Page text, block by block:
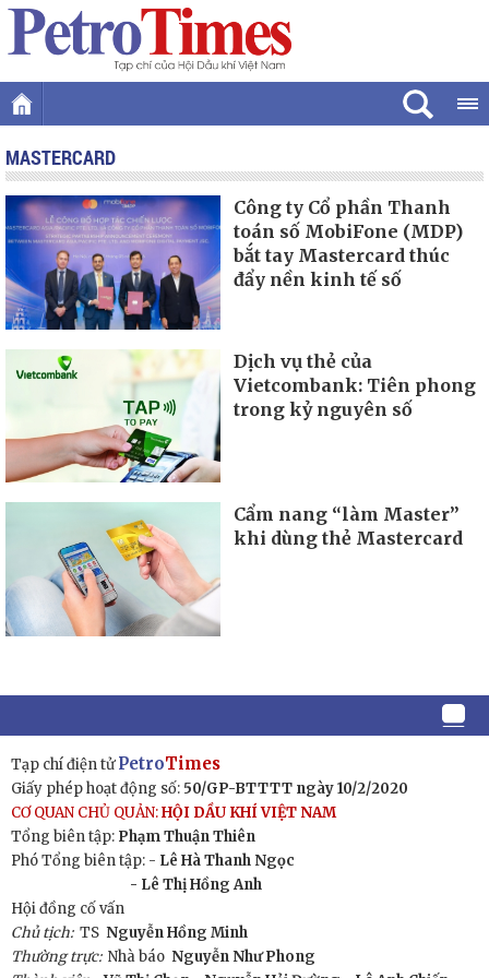
MASTERCARD
Công ty Cổ phần Thanh
toán số MobiFone (MDP)
bắt tay Mastercard thúc
đẩy nền kinh tế số
Dịch vụ thẻ của
Vietcombank: Tiên phong
trong kỷ nguyên số
Cẩm nang “làm Master”
khi dùng thẻ Mastercard
Tạp chí điện tửPetroTimes
Giấy phép hoạt động số: 50/GP-BTTTT ngày 10/2/2020
CƠ QUAN CHỦ QUẢN:HỘI DẦU KHÍ VIỆT NAM
Tổng biên tập: Phạm Thuận Thiên
Phó Tổng biên tập: - Lê Hà Thanh Ngọc
- Lê Thị Hồng Anh
Hội đồng cố vấn
Chủ tịch:TS Nguyễn Hồng Minh
Thường trực: Nhà báo Nguyễn Như Phong